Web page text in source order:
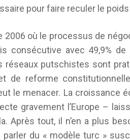
pour faire reculer le poids
où le processus de
consécutive avec 49,9%
réseaux putschistes sont
de reforme
le menacer. La croissance
gravement l’Europe –
Après tout, il n’en a plus
parler du « modèle turc »